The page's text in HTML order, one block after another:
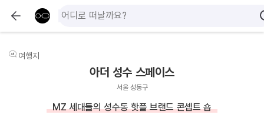
여행지
아더 성수 스페이스
서울 성동구
MZ 세대들의 성수동 핫플 브랜드 콘셉트 숍